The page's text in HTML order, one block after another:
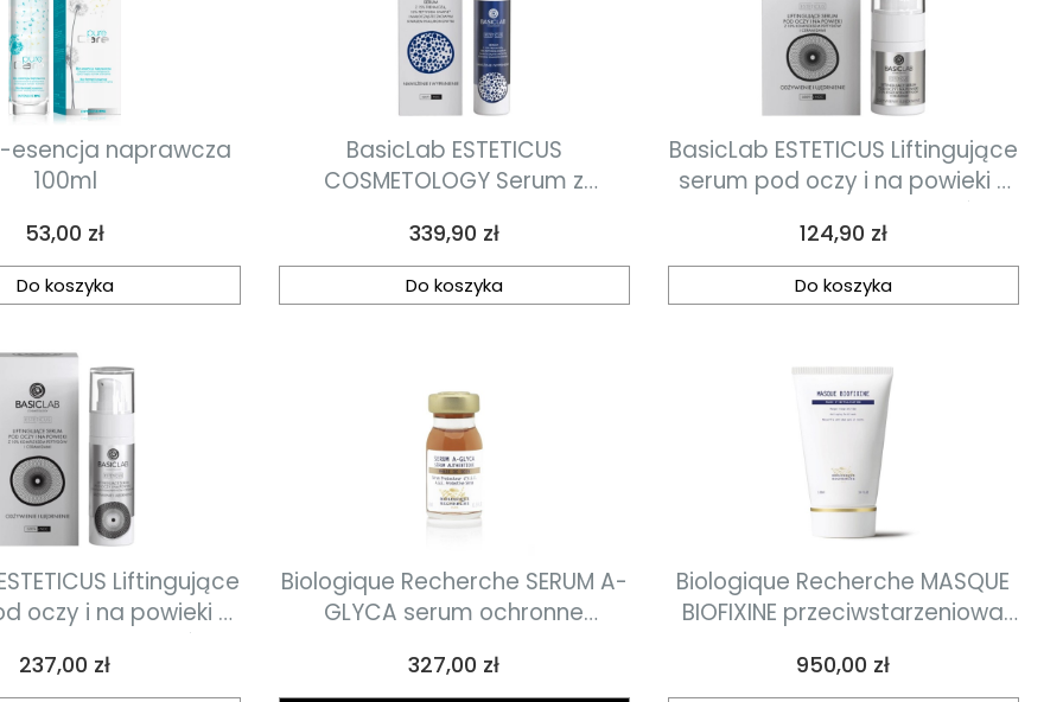
esencja naprawcza
100ml
Cena
53,00 zł
Do koszyka
BasicLab ESTETICUS
COSMETOLOGY Serum z
50ml
Cena
339,90 zł
Do koszyka
BasicLab ESTETICUS Liftingujące
serum pod oczy i na powieki z
10% kompleksem peptydów i
ceramidami 15ml
Cena
124,90 zł
Do koszyka
Liftingujące
oczy i na powieki z
peptydów i
30ml
Cena
237,00 zł
Biologique Recherche SERUM A-
GLYCA serum ochronne
glikacji 8ml
Cena
327,00 zł
Biologique Recherche MASQUE
BIOFIXINE przeciwstarzeniowa
Cena
950,00 zł